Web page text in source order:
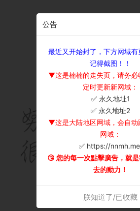
公告
最近又开始封了，下方网域有
记得截图！！
▼这是楠楠的走失页，请务必
定时更新新网域：
✅ 永久地址1
✅ 永久地址2
▼这是大陆地区网域，会自动
网域：
✅ https://
😘 您的每一次點擊廣告，就
去的動力！
朕知道了/已收藏